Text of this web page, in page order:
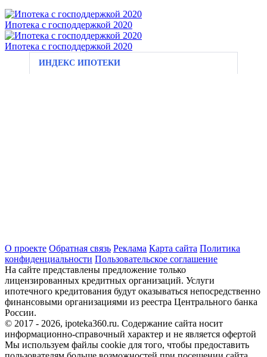
Ипотека с господдержкой 2020
Ипотека с господдержкой 2020
ИНДЕКС ИПОТЕКИ
О проекте Обратная связь Реклама Карта сайта Политика
конфиденциальности Пользовательское соглашение
На сайте представлены предложение только
лицензированных кредитных организаций. Услуги
ипотечного кредитования будут оказываться непосредственно
финансовыми организациями из реестра Центрального банка
России.
© 2017 - 2026, ipoteka360.ru. Содержание сайта носит
информационно-справочный характер и не является офертой
Мы используем файлы cookie для того, чтобы предоставить